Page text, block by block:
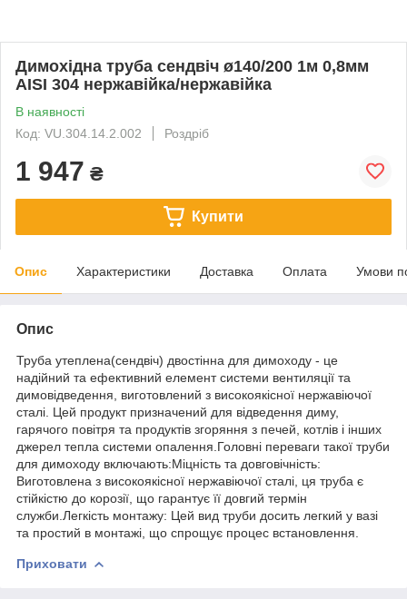
Димохідна труба сендвіч ø140/200 1м 0,8мм
AISI 304 нержавійка/нержавійка
В наявності
Код: VU.304.14.2.002
Роздріб
1 947 ₴
Купити
Опис Характеристики Доставка Оплата Умови
Опис
Труба утеплена(сендвіч) двостінна для димоходу - це
надійний та ефективний елемент системи вентиляції та
димовідведення, виготовлений з високоякісної нержавіючої
сталі. Цей продукт призначений для відведення диму,
гарячого повітря та продуктів згоряння з печей, котлів і інших
джерел тепла системи опалення.Головні переваги такої труби
для димоходу включають:Міцність та довговічність:
Виготовлена з високоякісної нержавіючої сталі, ця труба є
стійкістю до корозії, що гарантує її довгий термін
служби.Легкість монтажу: Цей вид труби досить легкий у вазі
та простий в монтажі, що спрощує процес встановлення.
Приховати